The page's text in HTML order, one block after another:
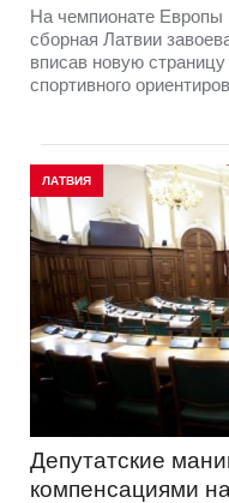
На чемпионате
сборная Латвии
вписав новую
спортивного
ЛАТВИЯ
Депутатские
компенсациями